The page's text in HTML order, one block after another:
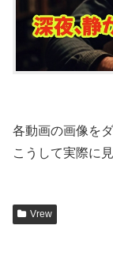
各動画の画像を
こうして実際に
Vrew